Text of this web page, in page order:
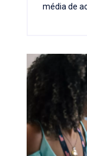
média de